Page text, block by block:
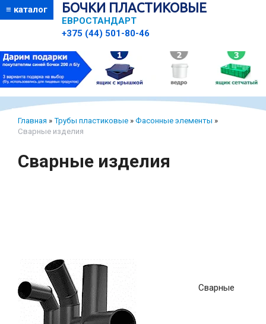
≡ каталог БОЧКИ ПЛАСТИКОВЫЕ
ЕВРОСТАНДАРТ
+375 (44) 501-80-46
Главная » Трубы пластиковые » Фасонные элементы »
Сварные изделия
Сварные изделия
Сварные